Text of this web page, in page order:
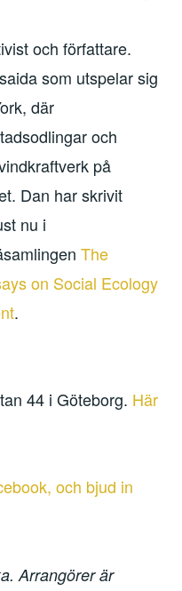
och författare.
som utspelar sig
där
och
på
Dan har skrivit
nu i
The
on Social Ecology
.
44 i Göteborg. Här
och bjud in
Arrangörer är